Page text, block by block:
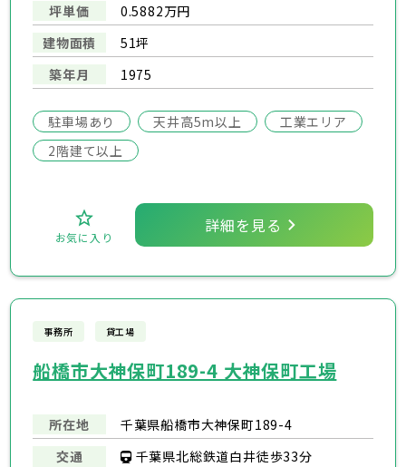
坪単価
0.5882万円
建物面積
51坪
築年月
1975
駐車場あり 天井高5m以上
工業エリア
2階建て以上
お気に入り
詳細を見る
事務所 貸工場
船橋市大神保町189-4 大神保町工場
所在地
千葉県船橋市大神保町189-4
交通
千葉県北総鉄道白井徒歩33分